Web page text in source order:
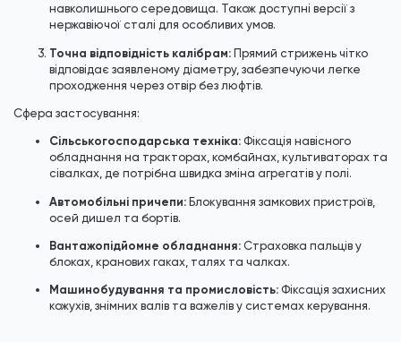
навколишнього середовища. Також доступні версії з
нержавіючої сталі для особливих умов.
Точна відповідність калібрам: Прямий стрижень чітко
відповідає заявленому діаметру, забезпечуючи легке
проходження через отвір без люфтів.
Сфера застосування:
Сільськогосподарська техніка: Фіксація навісного
обладнання на тракторах, комбайнах, культиваторах та
сівалках, де потрібна швидка зміна агрегатів у полі.
Автомобільні причепи: Блокування замкових пристроїв,
осей дишел та бортів.
Вантажопідйомне обладнання: Страховка пальців у
блоках, кранових гаках, талях та чалках.
Машинобудування та промисловість: Фіксація захисних
кожухів, знімних валів та важелів у системах керування.